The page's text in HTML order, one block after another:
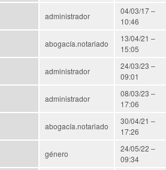
administrador
04/03/17 –
10:46
abogacía.notariado
13/04/21 –
15:05
administrador
24/03/23 –
09:01
administrador
08/03/23 –
17:06
abogacía.notariado
30/04/21 –
17:26
género
24/05/22 –
09:34